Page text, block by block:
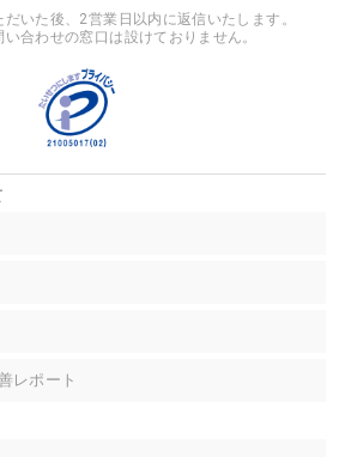
等の一部の情報をサービス内で使用する
することにより、本サービスの他の利用
あります。
項利用目的の範囲に限って個人情報を外
個人情報の適正管理・機密保持について
目的の通知、開示、内容の訂正・追加・
せ窓口に申し出ることができます。その
します。ただし、申請が本人確認が不可
ない場合があります。 なお、アクセスロ
いた後、2営業日以内に返信いたします。
合わせの窓口は設けておりません。
レポート